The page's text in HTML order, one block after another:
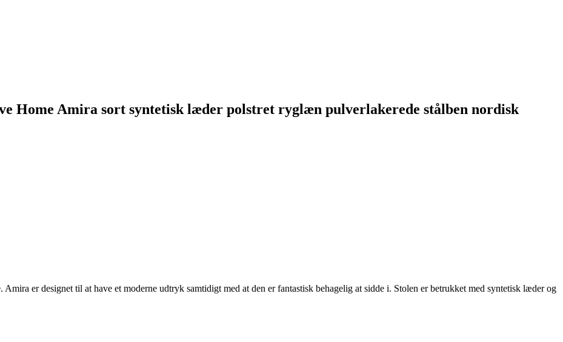
Home Amira sort syntetisk læder polstret ryglæn pulverlakerede stålben nordisk
Amira er designet til at have et moderne udtryk samtidigt med at den er fantastisk behagelig at sidde i. Stolen er betrukket med syntetisk læder og